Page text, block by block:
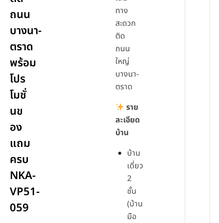
ถนน
บางนา-
ตราด
พร้อม
โปร
โมชั่
นข
อง
แถม
ครบ
NKA-
VP51-
059
ทาง
สะดวก
ติด
ถนน
ใหญ่
บางนา-
ตราด
ราย
ละเอียด
บ้าน
บ้าน
เดี่ยว
2
ชั้น
(บ้าน
มือ